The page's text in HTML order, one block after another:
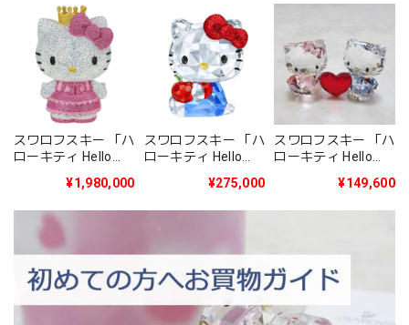
スワロフスキー 「ハ
ローキティ Hello
生産品」5301579
¥1,980,000
スワロフスキー 「ハ
ローキティ Hello
¥275,000
スワロフスキー 「ハ
ローキティ Hello
Daniel」5428570
¥149,600